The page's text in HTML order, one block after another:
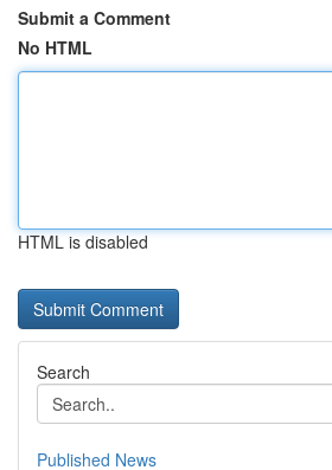
Submit a Comment
No HTML
HTML is disabled
Search
Published News